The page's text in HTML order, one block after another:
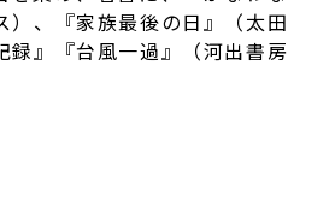
）、『家族最後の日』（太田
録』『台風一過』（河出書房